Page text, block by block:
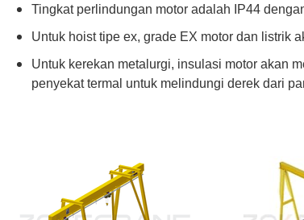
Tingkat perlindungan motor adalah IP44
Untuk hoist tipe ex, grade EX motor dan listrik
Untuk kerekan metalurgi, insulasi motor akan
penyekat termal untuk melindungi derek dari